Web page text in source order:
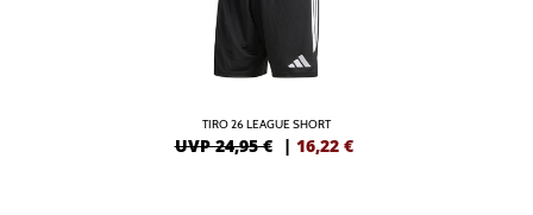
TIRO 26 LEAGUE SHORT
UVP 24,95 € | 16,22 €